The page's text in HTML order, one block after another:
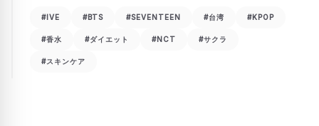
#IVE #BTS #SEVENTEEN #台湾 #KPOP
#香水 #ダイエット #NCT #サクラ
#スキンケア